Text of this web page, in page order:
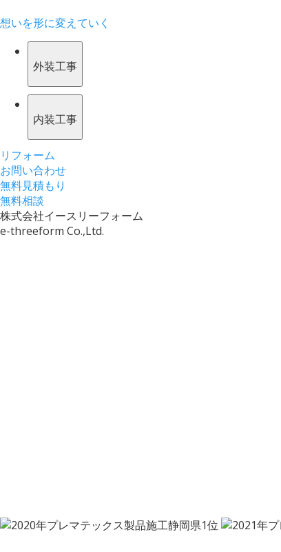
想いを形に変えていく
外装工事
内装工事
リフォーム
お問い合わせ
無料見積もり
無料相談
株式会社イースリーフォーム
e-threeform Co.,Ltd.